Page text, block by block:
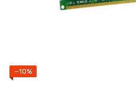
−10%